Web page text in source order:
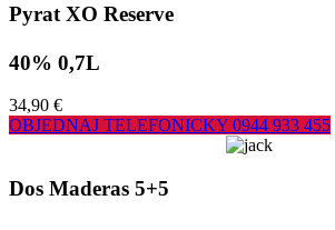
Pyrat XO Reserve
40% 0,7L
34,90 €
OBJEDNAJ TELEFONICKY 0944 933 455
Dos Maderas 5+5